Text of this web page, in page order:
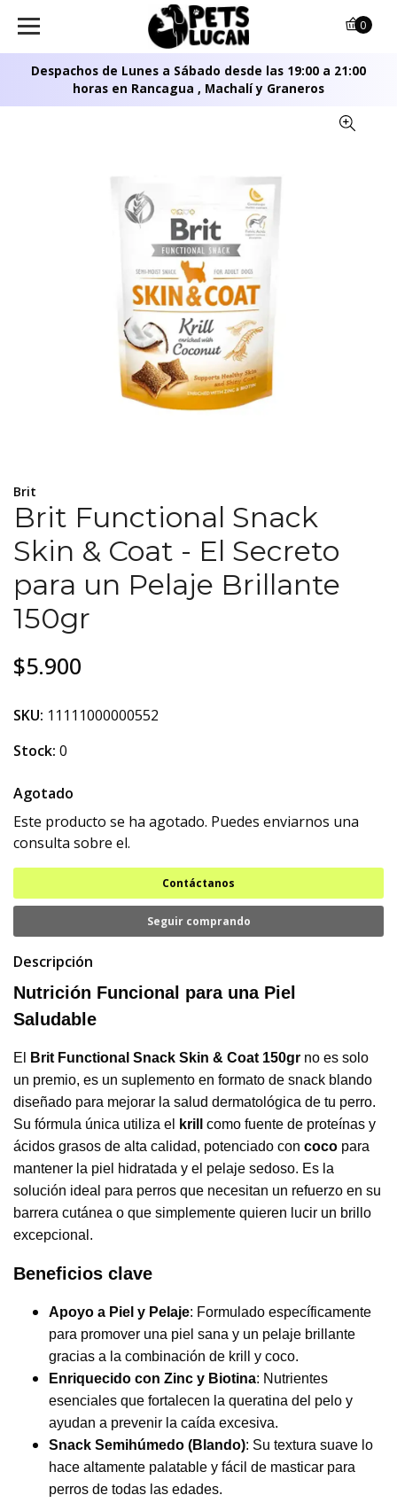
Despachos de Lunes a Sábado desde las 19:00 a 21:00
horas en Rancagua , Machalí y Graneros
0
Brit
Brit Functional Snack
Skin & Coat - El Secreto
para un Pelaje Brillante
150gr
$5.900
SKU: 11111000000552
Stock: 0
Agotado
Este producto se ha agotado. Puedes enviarnos una
consulta sobre el.
Contáctanos
Seguir comprando
Descripción
Nutrición Funcional para una Piel
Saludable
El Brit Functional Snack Skin & Coat 150gr no es solo
un premio, es un suplemento en formato de snack blando
diseñado para mejorar la salud dermatológica de tu perro.
Su fórmula única utiliza el
krill
como fuente de proteínas y
ácidos grasos de alta calidad, potenciado con coco para
mantener la piel hidratada y el pelaje sedoso. Es la
solución ideal para perros que necesitan un refuerzo en su
barrera cutánea o que simplemente quieren lucir un brillo
excepcional.
Beneficios clave
Apoyo a Piel y Pelaje: Formulado específicamente
para promover una piel sana y un pelaje brillante
gracias a la combinación de krill y coco.
Enriquecido con Zinc y Biotina: Nutrientes
esenciales que fortalecen la queratina del pelo y
ayudan a prevenir la caída excesiva.
Snack Semihúmedo (Blando): Su textura suave lo
hace altamente palatable y fácil de masticar para
perros de todas las edades.